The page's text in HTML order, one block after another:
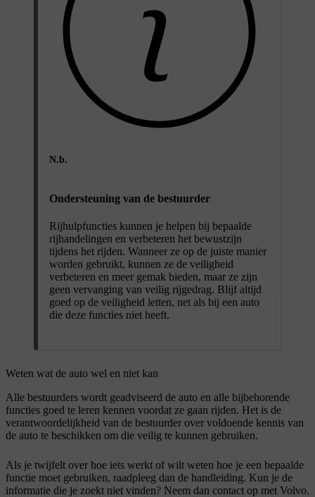
N.b.
Ondersteuning van de bestuurder
Rijhulpfuncties kunnen je helpen bij bepaalde
rijhandelingen en verbeteren het bewustzijn
tijdens het rijden. Wanneer ze op de juiste manier
worden gebruikt, kunnen ze de veiligheid
verbeteren en meer gemak bieden, maar ze zijn
geen vervanging van veilig rijgedrag. Blijf altijd
goed op de veiligheid letten, net als bij een auto
die deze functies niet heeft.
Weten wat de auto wel en niet kan
Alle bestuurders wordt geadviseerd de auto en alle bijbehorende
functies goed te leren kennen voordat ze gaan rijden. Het is de
verantwoordelijkheid van de bestuurder over voldoende kennis van
de auto te beschikken om die veilig te kunnen gebruiken.
Als je twijfelt over hoe iets werkt of wilt weten hoe je een bepaalde
functie moet gebruiken, raadpleeg dan de handleiding. Kun je de
informatie die je zoekt niet vinden? Neem dan contact op met Volvo.